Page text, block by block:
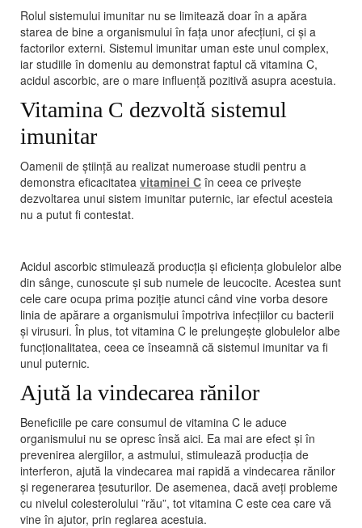
Rolul sistemului imunitar nu se limitează doar în a apăra
starea de bine a organismului în fața unor afecțiuni, ci și a
factorilor externi. Sistemul imunitar uman este unul complex,
iar studiile în domeniu au demonstrat faptul că vitamina C,
acidul ascorbic, are o mare influență pozitivă asupra acestuia.
Vitamina C dezvoltă sistemul
imunitar
Oamenii de știință au realizat numeroase studii pentru a
demonstra eficacitatea vitaminei C în ceea ce privește
dezvoltarea unui sistem imunitar puternic, iar efectul acesteia
nu a putut fi contestat.
Acidul ascorbic stimulează producţia şi eficienţa globulelor albe
din sânge, cunoscute și sub numele de leucocite. Acestea sunt
cele care ocupa prima poziție atunci când vine vorba desore
linia de apărare a organismului împotriva infecţiilor cu bacterii
şi virusuri. În plus, tot vitamina C le prelungește globulelor albe
funcționalitatea, ceea ce înseamnă că sistemul imunitar va fi
unul puternic.
Ajută la vindecarea rănilor
Beneficiile pe care consumul de vitamina C le aduce
organismului nu se opresc însă aici. Ea mai are efect și în
prevenirea alergiilor, a astmului, stimulează producţia de
interferon, ajută la vindecarea mai rapidă a vindecarea rănilor
şi regenerarea ţesuturilor. De asemenea, dacă aveți probleme
cu nivelul colesterolului ”rău”, tot vitamina C este cea care vă
vine în ajutor, prin reglarea acestuia.